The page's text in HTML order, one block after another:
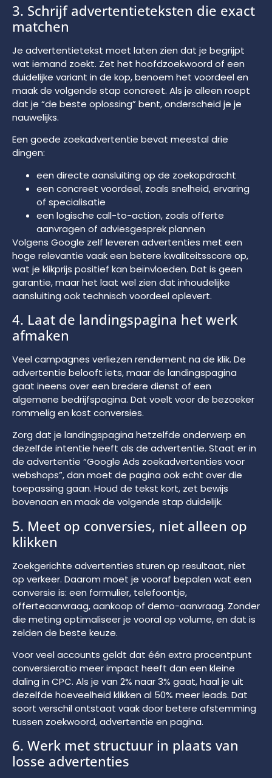
3. Schrijf advertentieteksten die exact
matchen
Je advertentietekst moet laten zien dat je begrijpt
wat iemand zoekt. Zet het hoofdzoekwoord of een
duidelijke variant in de kop, benoem het voordeel en
maak de volgende stap concreet. Als je alleen roept
dat je “de beste oplossing” bent, onderscheid je je
nauwelijks.
Een goede zoekadvertentie bevat meestal drie
dingen:
een directe aansluiting op de zoekopdracht
een concreet voordeel, zoals snelheid, ervaring
of specialisatie
een logische call-to-action, zoals offerte
aanvragen of adviesgesprek plannen
Volgens Google zelf leveren advertenties met een
hoge relevantie vaak een betere kwaliteitsscore op,
wat je klikprijs positief kan beïnvloeden. Dat is geen
garantie, maar het laat wel zien dat inhoudelijke
aansluiting ook technisch voordeel oplevert.
4. Laat de landingspagina het werk
afmaken
Veel campagnes verliezen rendement na de klik. De
advertentie belooft iets, maar de landingspagina
gaat ineens over een bredere dienst of een
algemene bedrijfspagina. Dat voelt voor de bezoeker
rommelig en kost conversies.
Zorg dat je landingspagina hetzelfde onderwerp en
dezelfde intentie heeft als de advertentie. Staat er in
de advertentie “Google Ads zoekadvertenties voor
webshops”, dan moet de pagina ook echt over die
toepassing gaan. Houd de tekst kort, zet bewijs
bovenaan en maak de volgende stap duidelijk.
5. Meet op conversies, niet alleen op
klikken
Zoekgerichte advertenties sturen op resultaat, niet
op verkeer. Daarom moet je vooraf bepalen wat een
conversie is: een formulier, telefoontje,
offerteaanvraag, aankoop of demo-aanvraag. Zonder
die meting optimaliseer je vooral op volume, en dat is
zelden de beste keuze.
Voor veel accounts geldt dat één extra procentpunt
conversieratio meer impact heeft dan een kleine
daling in CPC. Als je van 2% naar 3% gaat, haal je uit
dezelfde hoeveelheid klikken al 50% meer leads. Dat
soort verschil ontstaat vaak door betere afstemming
tussen zoekwoord, advertentie en pagina.
6. Werk met structuur in plaats van
losse advertenties